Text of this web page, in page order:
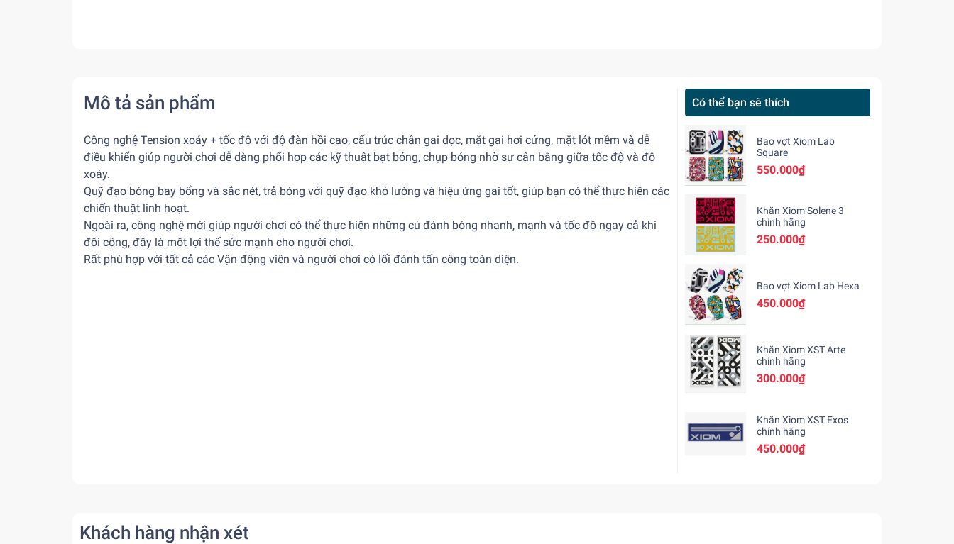
Mô tả sản phẩm
Công nghệ Tension xoáy + tốc độ với độ đàn hồi cao, cấu trúc chân gai dọc, mặt gai hơi cứng, mặt lót mềm và dễ
điều khiển giúp người chơi dễ dàng phối hợp các kỹ thuật bạt bóng, chụp bóng nhờ sự cân bằng giữa tốc độ và độ
xoáy.
Quỹ đạo bóng bay bổng và sắc nét, trả bóng với quỹ đạo khó lường và hiệu ứng gai tốt, giúp bạn có thể thực hiện các
chiến thuật linh hoạt.
Ngoài ra, công nghệ mới giúp người chơi có thể thực hiện những cú đánh bóng nhanh, mạnh và tốc độ ngay cả khi
đôi công, đây là một lợi thế sức mạnh cho người chơi.
Rất phù hợp với tất cả các Vận động viên và người chơi có lối đánh tấn công toàn diện.
Có thể bạn sẽ thích
Bao vợt Xiom Lab
Square
550.000₫
Khăn Xiom Solene 3
chính hãng
250.000₫
Bao vợt Xiom Lab Hexa
450.000₫
Khăn Xiom XST Arte
chính hãng
300.000₫
Khăn Xiom XST Exos
chính hãng
450.000₫
Khách hàng nhận xét